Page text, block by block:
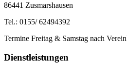
86441 Zusmarshausen
Tel.: 0155/ 62494392
Termine Freitag & Samstag nach
Dienstleistungen